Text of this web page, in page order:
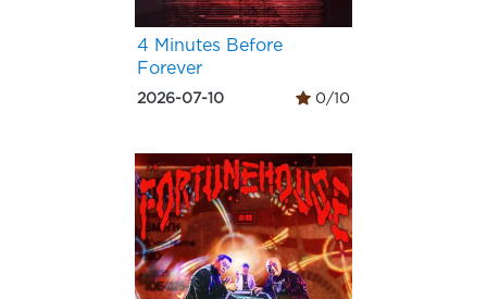
4 Minutes Before
Forever
2026-07-10 0/10